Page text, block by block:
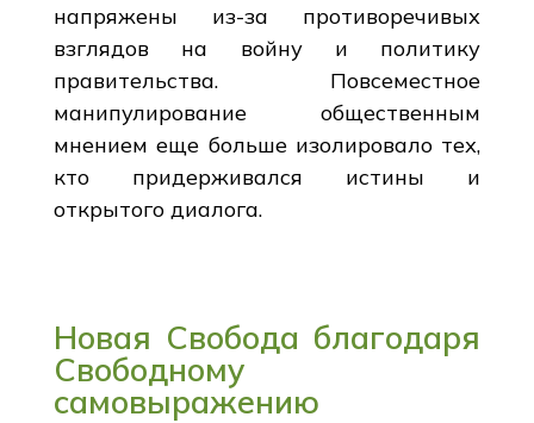
напряжены из-за противоречивых
взглядов на войну и политику
правительства. Повсеместное
манипулирование общественным
мнением еще больше изолировало тех,
кто придерживался истины и
открытого диалога.
Новая Свобода благодаря
Свободному
самовыражению